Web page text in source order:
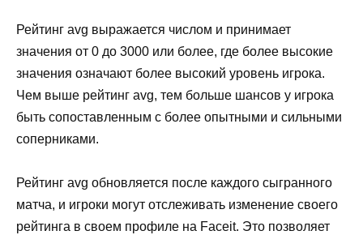
Рейтинг avg выражается числом и принимает
значения от 0 до 3000 или более, где более высокие
значения означают более высокий уровень игрока.
Чем выше рейтинг avg, тем больше шансов у игрока
быть сопоставленным с более опытными и сильными
соперниками.
Рейтинг avg обновляется после каждого сыгранного
матча, и игроки могут отслеживать изменение своего
рейтинга в своем профиле на Faceit. Это позволяет